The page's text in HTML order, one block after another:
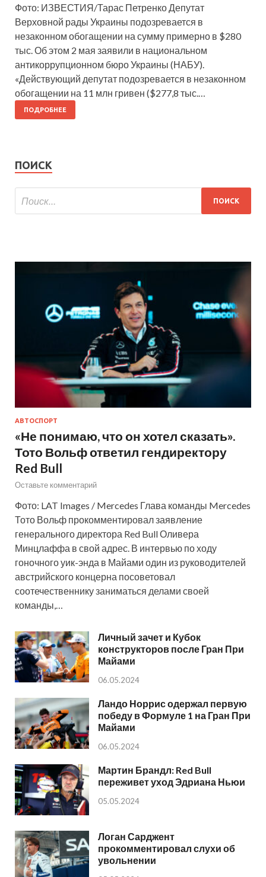
Фото: ИЗВЕСТИЯ/Тарас Петренко Депутат
Верховной рады Украины подозревается в
незаконном обогащении на сумму примерно в $280
тыс. Об этом 2 мая заявили в национальном
антикоррупционном бюро Украины (НАБУ).
«Действующий депутат подозревается в незаконном
обогащении на 11 млн гривен ($277,8 тыс.…
ПОДРОБНЕЕ
ПОИСК
АВТОСПОРТ
«Не понимаю, что он хотел сказать».
Тото Вольф ответил гендиректору
Red Bull
Оставьте комментарий
Фото: LAT Images / Mercedes Глава команды Mercedes
Тото Вольф прокомментировал заявление
генерального директора Red Bull Оливера
Минцлаффа в свой адрес. В интервью по ходу
гоночного уик-энда в Майами один из руководителей
австрийского концерна посоветовал
соотечественнику заниматься делами своей
команды,…
Личный зачет и Кубок
конструкторов после Гран При
Майами
06.05.2024
Ландо Норрис одержал первую
победу в Формуле 1 на Гран При
Майами
06.05.2024
Мартин Брандл: Red Bull
переживет уход Эдриана Ньюи
05.05.2024
Логан Сарджент
прокомментировал слухи об
увольнении